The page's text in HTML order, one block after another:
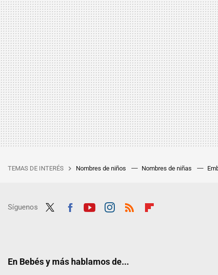
TEMAS DE INTERÉS Nombres de niños Nombres de niñas
Síguenos
En Bebés y más hablamos de...